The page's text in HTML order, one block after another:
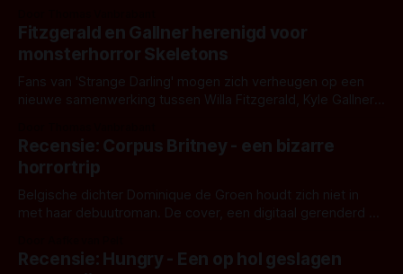
kille stijl vol folklore en mythe. Het topic deze keer is (kon
het het al raden?)... de weerwolf. Kijk je mee?
Fitzgerald en Gallner herenigd voor
monsterhorror Skeletons
Fans van 'Strange Darling' mogen zich verheugen op een
nieuwe samenwerking tussen Willa Fitzgerald, Kyle Gallner
'Skeletons', een nieuwe creature feature waarvoor de
opnames zijn gestart in Australië.
Recensie: Corpus Britney - een bizarre
horrortrip
Belgische dichter Dominique de Groen houdt zich niet in
met haar debuutroman. De cover, een digitaal gerenderd en
achtergrond, belooft iets kleurrijks maar onheilspellends,
iets ongrijpbaars. En dat maakt De Groen met ieder woord
Recensie: Hungry - Een op hol geslagen